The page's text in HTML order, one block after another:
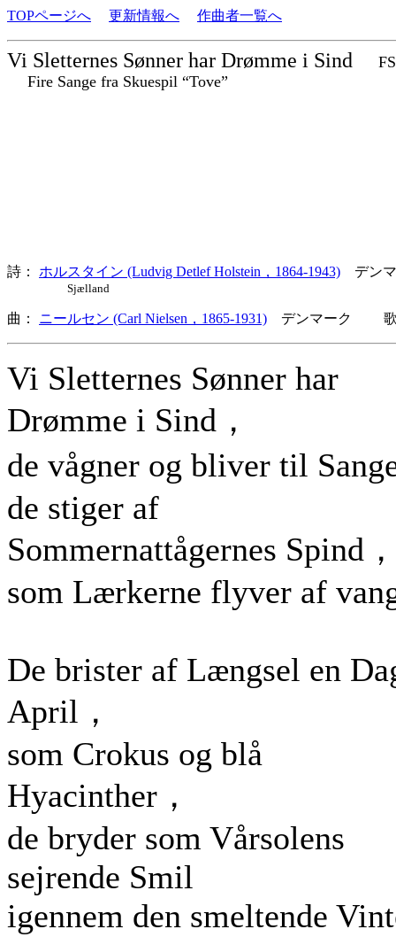
TOPページへ 更新情報へ 作曲者一覧へ
Vi Sletternes Sønner har Drømme i Sind
Fire Sange fra Skuespil “Tove”
詩： ホルスタイン (Ludvig Detlef Holstein，1864-1943) デン
Sjælland
曲： ニールセン (Carl Nielsen，1865-1931) デンマーク 歌
Vi Sletternes Sønner har
Drømme i Sind，
de vågner og bliver til
de stiger af
Sommernattågernes Spind
som Lærkerne flyver af
De brister af Længsel en
April，
som Crokus og blå
Hyacinther，
de bryder som Vårsolens
sejrende Smil
igennem den smeltende